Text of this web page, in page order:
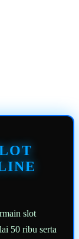
slot
50 ribu serta